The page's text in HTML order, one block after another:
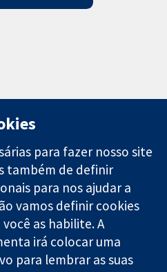
Contato
Notícias
Assessoria de
imprensa
Sobre nós
Cochrane
para fazer nosso site
também de definir
para nos ajudar a
vamos definir cookies
as habilite. A
irá colocar uma
para lembrar as suas